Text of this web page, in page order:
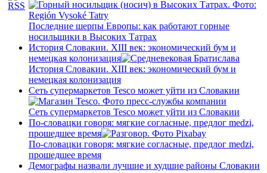
Последние шерпы Европы: как работают горные
носильщики в Высоких Татрах
История Словакии. XIII век: экономический бум и
немецкая колонизация
История Словакии. XIII век: экономический бум и
немецкая колонизация
Сеть супермаркетов Tesco может уйти из Словакии
Сеть супермаркетов Tesco может уйти из Словакии
По-словацки говоря: мягкие согласные, предлог medzi,
прошедшее время
По-словацки говоря: мягкие согласные, предлог medzi,
прошедшее время
Демографы назвали лучшие и худшие районы Словакии